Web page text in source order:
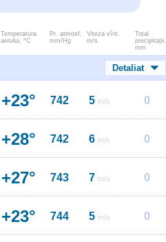
Temperatura
aerului, °C
Pr. atmosf.
mm/Hg
Viteza vînt.
m/s
Total
precipitații,
mm
Detaliat
+23° 742 5 m/s 0
+28° 742 6 m/s 0
+27° 743 7 m/s 0
+23° 744 5 m/s 0